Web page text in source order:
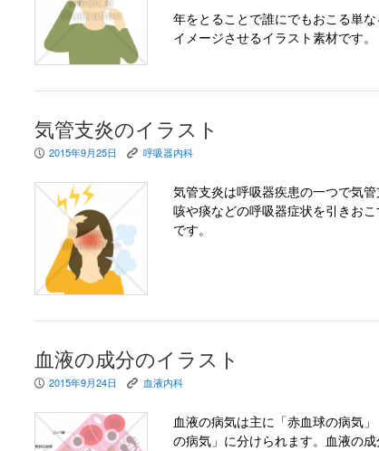
年をとることで誰にでもおこる単
イメージさせるイラスト素材です。
気管支炎のイラスト
P 2015年9月25日 K 呼吸器内科
気管支炎は呼吸器疾患の一つで気管
咳や痰などの呼吸器症状を引きお
です。
血液の成分のイラスト
P 2015年9月24日 K 血液内科
血液の病気は主に「赤血球の病気
の病気」に分けられます。血液の